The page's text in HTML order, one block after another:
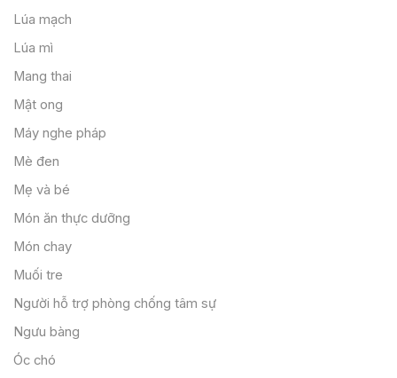
Lúa mạch
Lúa mì
Mang thai
Mật ong
Máy nghe pháp
Mè đen
Mẹ và bé
Món ăn thực dưỡng
Món chay
Muối tre
Người hỗ trợ phòng chống tâm sự
Ngưu bàng
Óc chó